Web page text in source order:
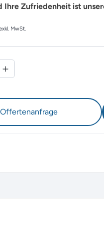
Ihre Zufriedenheit ist
MwSt.
Offertenanfrage